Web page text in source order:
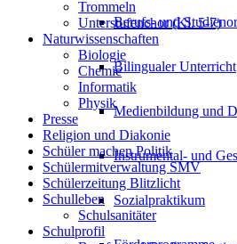
Berufs- und
Bilingualer Unterricht
Medienbildung und
Instrumental- und
Sozialpraktikum
Trommeln
Unterstufenchor (Kl. 5-7)
Naturwissenschaften
Biologie
Chemie
Informatik
Physik
Presse
Religion und Diakonie
Schüler machen Politik
Schülermitverwaltung SMV
Schülerzeitung Blitzlicht
Schulleben
Schulsanitäter
Schulprofil